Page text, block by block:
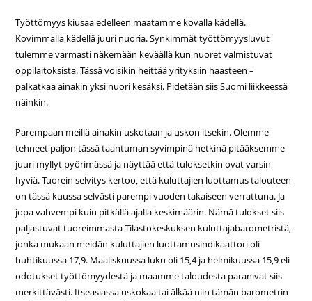
Työttömyys kiusaa edelleen maatamme kovalla kädellä.
Kovimmalla kädellä juuri nuoria. Synkimmät työttömyysluvut
tulemme varmasti näkemään keväällä kun nuoret valmistuvat
oppilaitoksista. Tässä voisikin heittää yrityksiin haasteen –
palkatkaa ainakin yksi nuori kesäksi. Pidetään siis Suomi liikkeessä
näinkin.
Parempaan meillä ainakin uskotaan ja uskon itsekin. Olemme
tehneet paljon tässä taantuman syvimpinä hetkinä pitääksemme
juuri myllyt pyörimässä ja näyttää että tuloksetkin ovat varsin
hyviä. Tuorein selvitys kertoo, että kuluttajien luottamus talouteen
on tässä kuussa selvästi parempi vuoden takaiseen verrattuna. Ja
jopa vahvempi kuin pitkällä ajalla keskimäärin. Nämä tulokset siis
paljastuvat tuoreimmasta Tilastokeskuksen kuluttajabarometristä,
jonka mukaan meidän kuluttajien luottamusindikaattori oli
huhtikuussa 17,9. Maaliskuussa luku oli 15,4 ja helmikuussa 15,9 eli
odotukset työttömyydestä ja maamme taloudesta paranivat siis
merkittävästi. Itseasiassa uskokaa tai älkää niin tämän barometrin